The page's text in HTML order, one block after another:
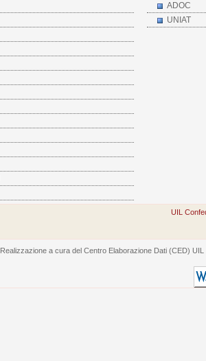
ADOC
UNIAT
UIL
Realizzazione a cura del Centro Elaborazione Dati (CED)